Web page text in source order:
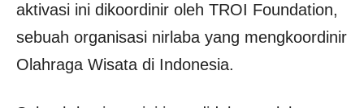
aktivasi ini dikoordinir oleh TROI Foundation,
sebuah organisasi nirlaba yang mengkoordinir
Olahraga Wisata di Indonesia.